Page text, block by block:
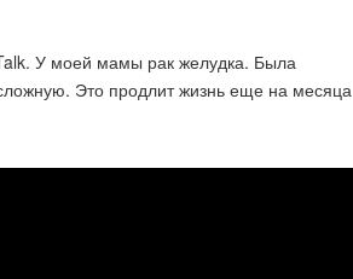
У моей мамы рак желудка. Была
Это продлит жизнь еще на месяца